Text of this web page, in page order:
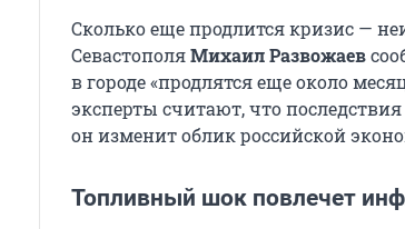
Сколько еще продлится кризис —
СевастополяМихаил Развожаев
в городе «продлятся еще около
эксперты считают, что
он изменит облик российской
Топливный шок повлечет